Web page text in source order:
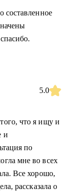
составленное
5.0
что я ищу и
и
по
мне во всех
Все хорошо,
рассказала о